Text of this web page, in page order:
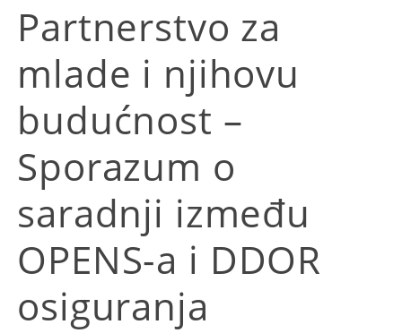
Partnerstvo za
mlade i njihovu
budućnost –
Sporazum o
saradnji između
OPENS-a i DDOR
osiguranja